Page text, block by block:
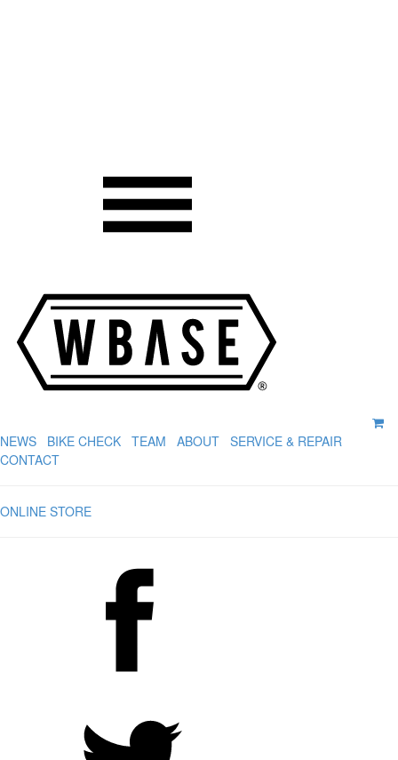
NEWS BIKE CHECK TEAM ABOUT SERVICE & REPAIR
CONTACT
ONLINE STORE